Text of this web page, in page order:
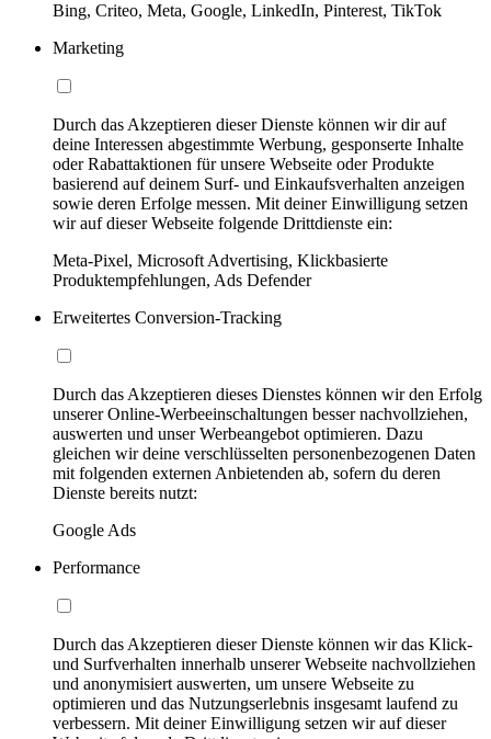
Bing, Criteo, Meta, Google, LinkedIn, Pinterest, TikTok
Marketing
Durch das Akzeptieren dieser Dienste können wir dir auf
deine Interessen abgestimmte Werbung, gesponserte Inhalte
oder Rabattaktionen für unsere Webseite oder Produkte
basierend auf deinem Surf- und Einkaufsverhalten anzeigen
sowie deren Erfolge messen. Mit deiner Einwilligung setzen
wir auf dieser Webseite folgende Drittdienste ein:
Meta-Pixel, Microsoft Advertising, Klickbasierte
Produktempfehlungen, Ads Defender
Erweitertes Conversion-Tracking
Durch das Akzeptieren dieses Dienstes können wir den Erfolg
unserer Online-Werbeeinschaltungen besser nachvollziehen,
auswerten und unser Werbeangebot optimieren. Dazu
gleichen wir deine verschlüsselten personenbezogenen Daten
mit folgenden externen Anbietenden ab, sofern du deren
Dienste bereits nutzt:
Google Ads
Performance
Durch das Akzeptieren dieser Dienste können wir das Klick-
und Surfverhalten innerhalb unserer Webseite nachvollziehen
und anonymisiert auswerten, um unsere Webseite zu
optimieren und das Nutzungserlebnis insgesamt laufend zu
verbessern. Mit deiner Einwilligung setzen wir auf dieser